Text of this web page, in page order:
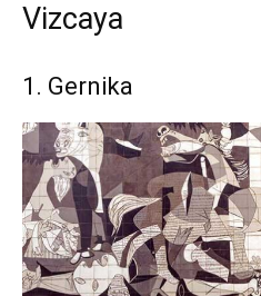
Vizcaya
1. Gernika